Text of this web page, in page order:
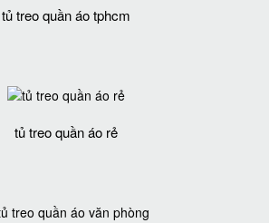
tủ treo quần áo tphcm
tủ treo quần áo rẻ